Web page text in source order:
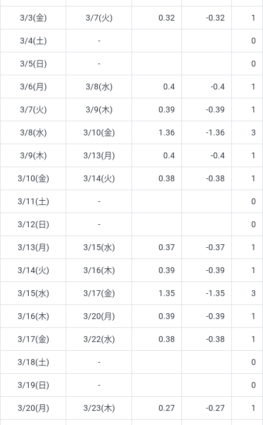
3/3(金) 3/7(火) 0.32 -0.32 1
3/4(土) - 0
3/5(日) - 0
3/6(月) 3/8(水) 0.4 -0.4 1
3/7(火) 3/9(木) 0.39 -0.39 1
3/8(水) 3/10(金) 1.36 -1.36 3
3/9(木) 3/13(月) 0.4 -0.4 1
3/10(金) 3/14(火) 0.38 -0.38 1
3/11(土) - 0
3/12(日) - 0
3/13(月) 3/15(水) 0.37 -0.37 1
3/14(火) 3/16(木) 0.39 -0.39 1
3/15(水) 3/17(金) 1.35 -1.35 3
3/16(木) 3/20(月) 0.39 -0.39 1
3/17(金) 3/22(水) 0.38 -0.38 1
3/18(土) - 0
3/19(日) - 0
3/20(月) 3/23(木) 0.27 -0.27 1